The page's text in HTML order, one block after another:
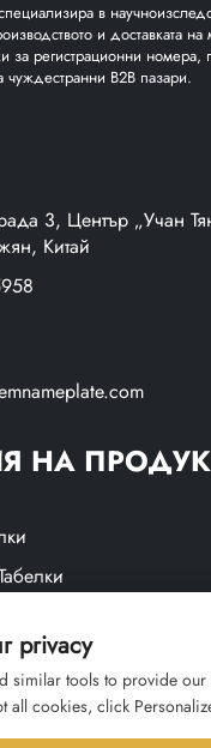
в
и доставката на
за регистрационни номера,
чуждестранни B2B пазари.
3, Център „Учан
Китай
НА
Ръчни Делца
privacy
similar tools to provide our
all cookies, click